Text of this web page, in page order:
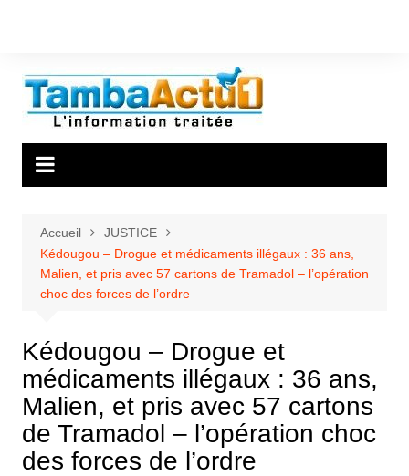
Accueil
JUSTICE
Kédougou – Drogue et médicaments illégaux : 36 ans,
Malien, et pris avec 57 cartons de Tramadol – l’opération
choc des forces de l’ordre
Kédougou – Drogue et
médicaments illégaux : 36 ans,
Malien, et pris avec 57 cartons
de Tramadol – l’opération choc
des forces de l’ordre